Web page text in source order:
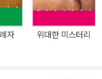
세대와 언어를 뛰어넘는 역
들의 종교적 신념, 내전을
자 위대한 미스터리